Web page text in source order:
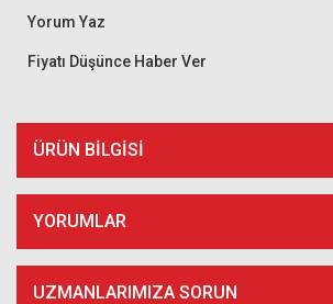
Yorum Yaz
Fiyatı Düşünce Haber Ver
ÜRÜN BILGISI
YORUMLAR
UZMANLARIMIZA SORUN